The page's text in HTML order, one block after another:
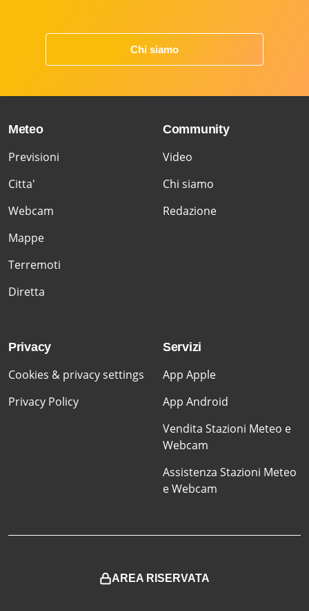
Chi siamo
Meteo
Previsioni
Citta'
Webcam
Mappe
Terremoti
Diretta
Community
Video
Chi siamo
Redazione
Privacy
Cookies & privacy settings
Privacy Policy
Servizi
App Apple
App Android
Vendita Stazioni Meteo e
Webcam
Assistenza Stazioni Meteo
e Webcam
AREA RISERVATA